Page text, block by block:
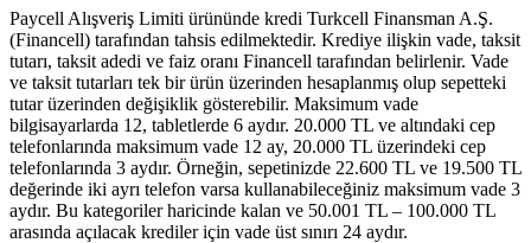
Paycell Alışveriş Limiti ürününde kredi Turkcell Finansman A.Ş.
(Financell) tarafından tahsis edilmektedir. Krediye ilişkin vade, taksit
tutarı, taksit adedi ve faiz oranı Financell tarafından belirlenir. Vade
ve taksit tutarları tek bir ürün üzerinden hesaplanmış olup sepetteki
tutar üzerinden değişiklik gösterebilir. Maksimum vade
bilgisayarlarda 12, tabletlerde 6 aydır. 20.000 TL ve altındaki cep
telefonlarında maksimum vade 12 ay, 20.000 TL üzerindeki cep
telefonlarında 3 aydır. Örneğin, sepetinizde 22.600 TL ve 19.500 TL
değerinde iki ayrı telefon varsa kullanabileceğiniz maksimum vade 3
aydır. Bu kategoriler haricinde kalan ve 50.001 TL – 100.000 TL
arasında açılacak krediler için vade üst sınırı 24 aydır.